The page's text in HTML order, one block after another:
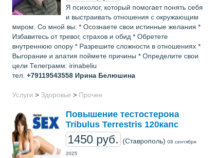
Я психолог, который помогает понять себя
и выстраивать отношения с окружающим
миром. Со мной вы: * Осознаете свои истинные желания *
Избавитесь от тревог, страхов и обид * Обретете
внутреннюю опору * Разрешите сложности в отношениях *
Выгорание и апатия поймете причины * Определите свои
цели Телеграмм: irinabeliu
тел. +79119543558 Ирина Белюшина
Услуги > Здоровье > Прочее
Повышение тестостерона
Tribulus Terrestris 120капс
1450 руб. (Ставрополь) 08 сентября
2025